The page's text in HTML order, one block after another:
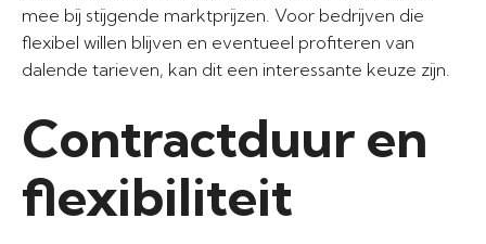
mee bij stijgende marktprijzen. Voor bedrijven die
flexibel willen blijven en eventueel profiteren van
dalende tarieven, kan dit een interessante keuze zijn.
Contractduur en
flexibiliteit